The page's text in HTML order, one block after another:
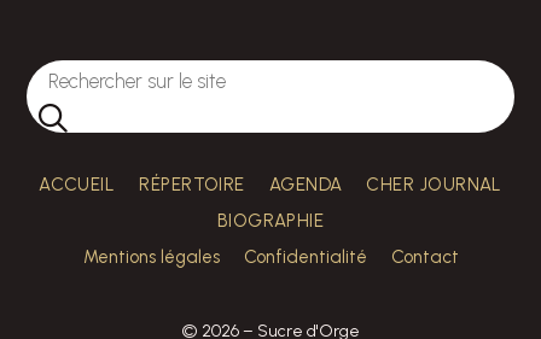
ACCUEIL RÉPERTOIRE AGENDA
CHER JOURNAL
BIOGRAPHIE
Mentions légales
Confidentialité Contact
© 2026 – Sucre d'Orge